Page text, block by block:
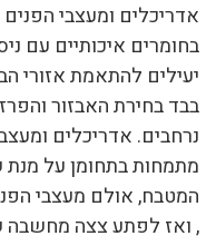
אדריכלים ומעצבי
בחומרים איכותיים עם
יעילים להתאמת אזורי
בבד בחירת האבזור
נרחבים. אדריכלים
מתמחות בתחומן על מנת
המטבח, אולם מעצבי
, ואז לפתע צצה מחשבה